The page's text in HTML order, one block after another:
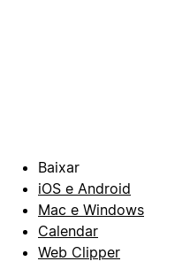
Baixar
iOS e Android
Mac e Windows
Calendar
Web Clipper